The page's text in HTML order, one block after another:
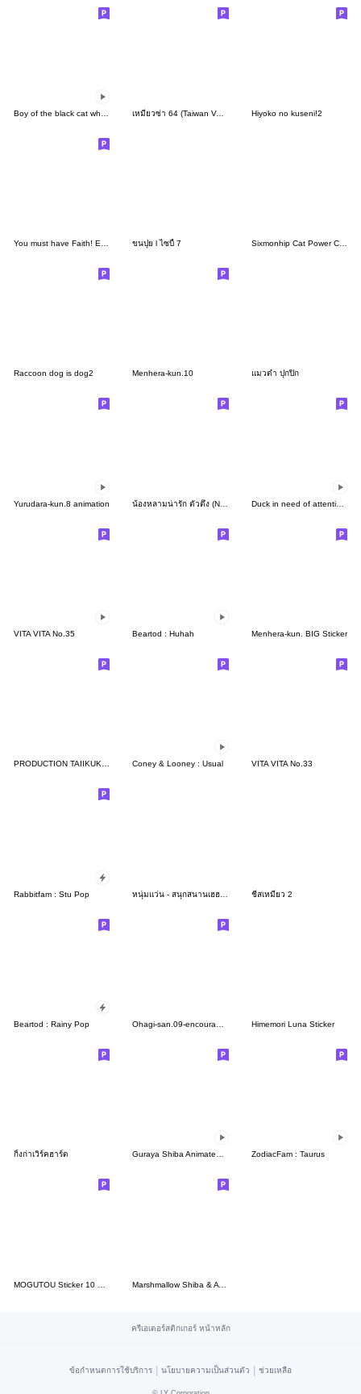
เหมียวซ่า 64 (Taiwan Version) Hiyoko no kuseni!2
ขนปุย l ไซบี้ 7 Sixmonhip Cat Power Cheese Cat 1
Raccoon dog is dog2 Menhera-kun.10 แมวดำ ปุกปิก
Yurudara-kun.8 animation Duck in need of attention 6
VITA VITA No.35 Beartod : Huhah Menhera-kun. BIG Sticker
PRODUCTION TAIIKUKAN STICKER 2025 Coney & Looney : Usual VITA VITA No.33
Rabbitfam : Stu Pop ชีสเหมียว 2
Beartod : Rainy Pop Himemori Luna Sticker
กิ้งก่าเวิร์คฮาร์ด Guraya Shiba Animated Stickers -RE ZodiacFam : Taurus
ครีเอเตอร์สติกเกอร์ หน้าหลัก
ข้อกำหนดการใช้บริการ | นโยบายความเป็นส่วนตัว | ช่วยเหลือ